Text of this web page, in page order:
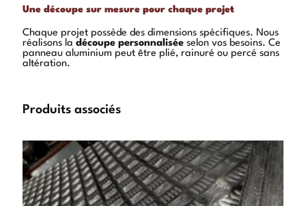
Une découpe sur mesure pour chaque projet
Chaque projet possède des dimensions spécifiques. Nous
réalisons la découpe personnalisée selon vos besoins. Ce
panneau aluminium peut être plié, rainuré ou percé sans
altération.
Produits associés